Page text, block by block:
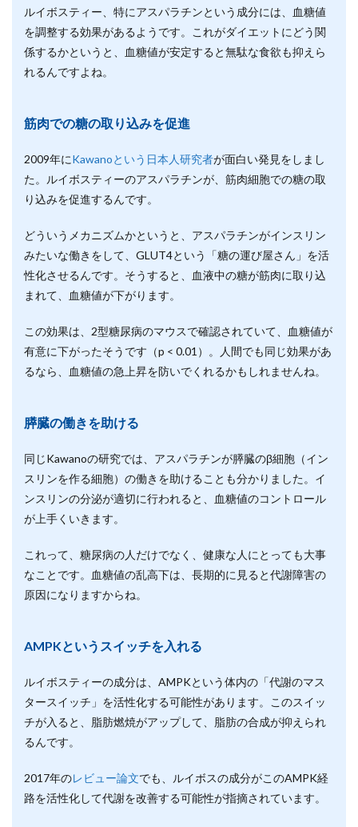
ルイボスティー、特にアスパラチンという成分には、血糖値
を調整する効果があるようです。これがダイエットにどう関
係するかというと、血糖値が安定すると無駄な食欲も抑えら
れるんですよね。
筋肉での糖の取り込みを促進
2009年にKawanoという日本人研究者が面白い発見をしまし
た。ルイボスティーのアスパラチンが、筋肉細胞での糖の取
り込みを促進するんです。
どういうメカニズムかというと、アスパラチンがインスリン
みたいな働きをして、GLUT4という「糖の運び屋さん」を活
性化させるんです。そうすると、血液中の糖が筋肉に取り込
まれて、血糖値が下がります。
この効果は、2型糖尿病のマウスで確認されていて、血糖値が
有意に下がったそうです（p < 0.01）。人間でも同じ効果があ
るなら、血糖値の急上昇を防いでくれるかもしれませんね。
膵臓の働きを助ける
同じKawanoの研究では、アスパラチンが膵臓のβ細胞（イン
スリンを作る細胞）の働きを助けることも分かりました。イ
ンスリンの分泌が適切に行われると、血糖値のコントロール
が上手くいきます。
これって、糖尿病の人だけでなく、健康な人にとっても大事
なことです。血糖値の乱高下は、長期的に見ると代謝障害の
原因になりますからね。
AMPKというスイッチを入れる
ルイボスティーの成分は、AMPKという体内の「代謝のマス
タースイッチ」を活性化する可能性があります。このスイッ
チが入ると、脂肪燃焼がアップして、脂肪の合成が抑えられ
るんです。
2017年のレビュー論文でも、ルイボスの成分がこのAMPK経
路を活性化して代謝を改善する可能性が指摘されています。